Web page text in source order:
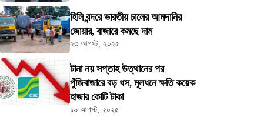
হিলি বন্দরে ভারতীয় চালের আমদানির
জোয়ার, বাজারে কমছে দাম
২৩ আগস্ট, ২০২৫
টানা নয় সপ্তাহ উত্থানের পর
পুঁজিবাজারে বড় ধস, মূলধনে ক্ষতি কয়েক
হাজার কোটি টাকা
১৬ আগস্ট, ২০২৫